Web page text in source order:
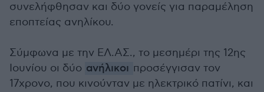
συνελήφθησαν και δύο γονείς για παραμέληση
εποπτείας ανηλίκου.
Σύμφωνα με την ΕΛ.ΑΣ., το μεσημέρι της 12ης
Ιουνίου οι δύο ανήλικοι προσέγγισαν τον
17χρονο, που κινούνταν με ηλεκτρικό πατίνι, και